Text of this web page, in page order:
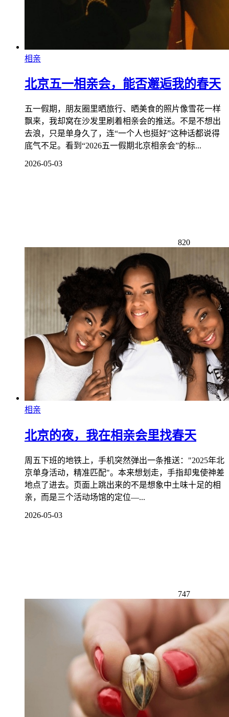
相亲
北京五一相亲会，能否邂逅我的春天
五一假期，朋友圈里晒旅行、晒美食的照片像雪花一样
飘来，我却窝在沙发里刷着相亲会的推送。不是不想出
去浪，只是单身久了，连“一个人也挺好”这种话都说得
底气不足。看到“2026五一假期北京相亲会”的标...
2026-05-03
820
相亲
北京的夜，我在相亲会里找春天
周五下班的地铁上，手机突然弹出一条推送："2025年北
京单身活动，精准匹配"。本来想划走，手指却鬼使神差
地点了进去。页面上跳出来的不是想象中土味十足的相
亲，而是三个活动场馆的定位—...
2026-05-03
747